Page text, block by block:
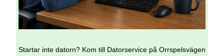
Startar inte datorn? Kom till Datorservice på Orrspelsvägen